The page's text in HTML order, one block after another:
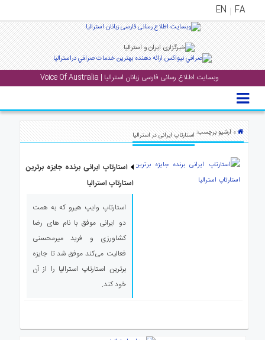
FA
EN
وبسایت اطلاع رسانی فارسی زبانان استرالیا | Voice Of Australia
منوی
اصلی
جشن
ارتباط
» آرشیو برچسب: استارتاپ ایرانی در استرالیا
استارتاپ ایرانی برنده جایزه برترین
استارتاپ استرالیا
استارتاپ وایپ هیرو که به همت
دو ایرانی موفق با نام های رضا
کشاورزی و فرید میرمحسنی
فعالیت می‌کند ‏موفق شد تا جایزه
برترین استارتاپ استرالیا را از آن
خود کند.